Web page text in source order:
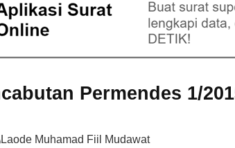
Permendes 1/
Laode Muhamad Fiil Mudawat